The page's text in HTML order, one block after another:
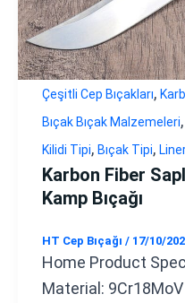
Çeşitli Cep Bıçakları,
Bıçak Bıçak Malzemeleri,
Kilidi Tipi, Bıçak Tipi,
Karbon Fiber
Kamp Bıçağı
HT Cep Bıçağı / 17/10/
Home Product
Material: